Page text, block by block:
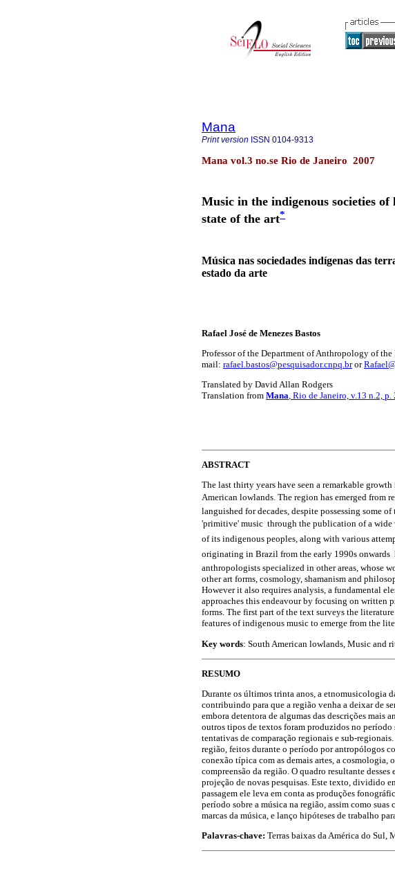
Mana
Print version ISSN 0104-9313
Mana vol.3 no.se Rio de Janeiro 2007
Music in the indigenous societies
state of the art*
Música nas sociedades indígenas das
estado da arte
Rafael José de Menezes Bastos
Professor of the Department of Anthropology of
mail: rafael.bastos@pesquisador.cnpq.bror
Translated by David Allan Rodgers
Translation from Mana, Rio de Janeiro, v.13 n.2,
ABSTRACT
The last thirty years have seen a remarkable
American lowlands. The region has emerged from
languished for decades, despite possessing some
'primitive' music  through the publication of a
of its indigenous peoples, along with various
originating in Brazil from the early 1990s onwards
anthropologists specialized in other areas,
other art forms, cosmology, shamanism and
However it also requires analysis, a fundamental
approaches this endeavour by focusing on written
forms. The first part of the text surveys the
features of indigenous music to emerge from the
Key words: South American lowlands, Music and
RESUMO
Durante os últimos trinta anos, a etnomusicologia
contribuindo para que a região venha a deixar de
embora detentora de algumas das descrições
outros tipos de textos foram produzidos no período
tentativas de comparação regionais e sub-
região, feitos durante o período por antropólogos
conexão típica com as demais artes, a
compreensão da região. O quadro resultante
projeção de novas pesquisas. Este texto, dividido
passagem ele leva em conta as produções
período sobre a música na região, assim como
marcas da música, e lanço hipóteses de trabalho
Palavras-chave: Terras baixas da América do